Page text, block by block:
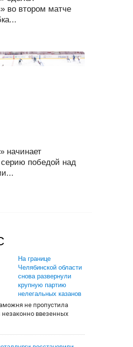
во втором матче
начинает
победой над
На границе
Челябинской области
снова развернули
крупную партию
нелегальных казанов
не пропустила
незаконно ввезенных